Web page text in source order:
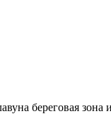
береговая